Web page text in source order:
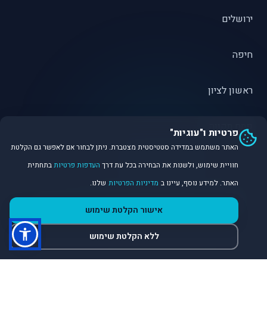
ירושלים
חיפה
ראשון לציון
פתח תקווה
©
פלטפורמת נתונים ובינה מלאכותית לניתוח שוק הנדל״ן.
פרטיות ו"עוגיות"
האתר משתמש במדידה סטטיסטית מצטברת. ניתן לבחור אם לאפשר גם הקלטת
חוויית שימוש, ולשנות את הבחירה בכל עת דרך העדפות פרטיותבתחתית
האתר. למידע נוסף, עיינו ב מדיניות הפרטיות שלנו.
אישור הקלטת שימוש
ללא הקלטת שימוש